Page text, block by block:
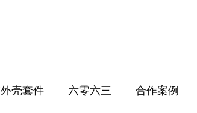
壳套件 六零六三 合作案例